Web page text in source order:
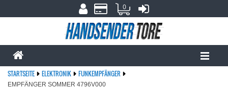
0
STARTSEITE ELEKTRONIK FUNKEMPFÄNGER
EMPFÄNGER SOMMER 4796V000